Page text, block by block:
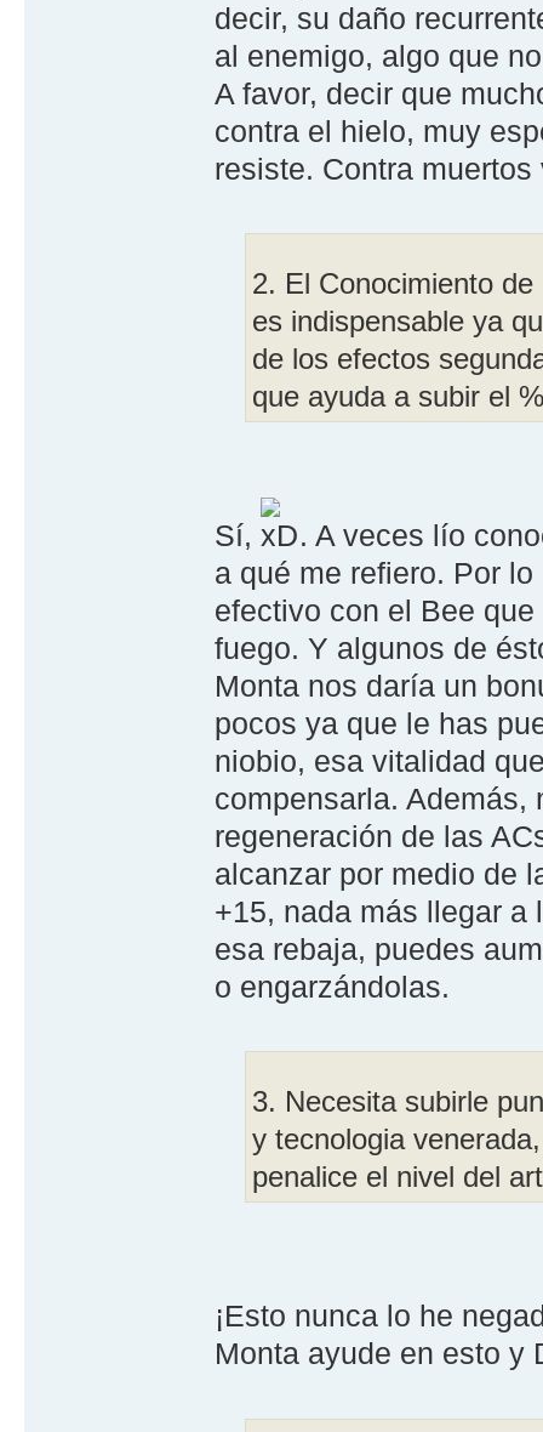
decir, su daño
al enemigo, algo que
A favor, decir que
contra el hielo, muy
resiste. Contra
2. El Conocimiento
es indispensable ya
de los efectos
que ayuda a subir el
Sí,
. A veces lío
a qué me refiero. Por
efectivo con el Bee
fuego. Y algunos de
Monta nos daría un
pocos ya que le has
niobio, esa vitalidad
compensarla. Además,
regeneración de las
alcanzar por medio de
+15, nada más llegar a
esa rebaja, puedes
o engarzándolas.
3. Necesita subirle
y tecnologia
penalice el nivel del
¡Esto nunca lo he
Monta ayude en esto y